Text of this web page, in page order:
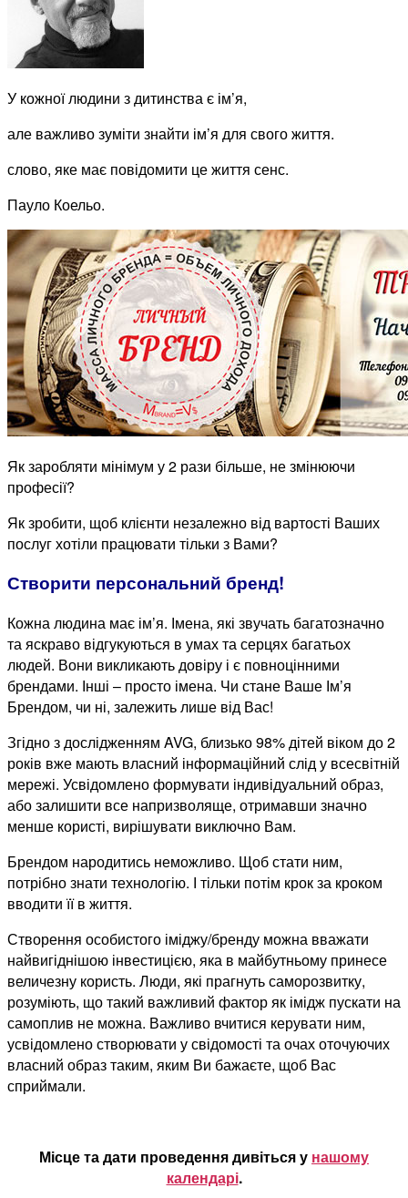
У кожної людини з дитинства є ім’я,
але важливо зуміти знайти ім’я для свого життя.
слово, яке має повідомити це життя сенс.
Пауло Коельо.
Як заробляти мінімум у 2 рази більше, не змінюючи
професії?
Як зробити, щоб клієнти незалежно від вартості Ваших
послуг хотіли працювати тільки з Вами?
Створити персональний бренд!
Кожна людина має ім’я. Імена, які звучать багатозначно
та яскраво відгукуються в умах та серцях багатьох
людей. Вони викликають довіру і є повноцінними
брендами. Інші – просто імена. Чи стане Ваше Ім’я
Брендом, чи ні, залежить лише від Вас!
Згідно з дослідженням AVG, близько 98% дітей віком до 2
років вже мають власний інформаційний слід у всесвітній
мережі. Усвідомлено формувати індивідуальний образ,
або залишити все напризволяще, отримавши значно
менше користі, вирішувати виключно Вам.
Брендом народитись неможливо. Щоб стати ним,
потрібно знати технологію. І тільки потім крок за кроком
вводити її в життя.
Створення особистого іміджу/бренду можна вважати
найвигіднішою інвестицією, яка в майбутньому принесе
величезну користь. Люди, які прагнуть саморозвитку,
розуміють, що такий важливий фактор як імідж пускати на
самоплив не можна. Важливо вчитися керувати ним,
усвідомлено створювати у свідомості та очах оточуючих
власний образ таким, яким Ви бажаєте, щоб Вас
сприймали.
Місце та дати проведення дивіться у нашому
календарі.